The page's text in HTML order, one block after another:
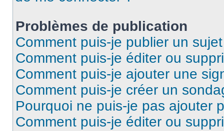
Problèmes de publication
Comment puis-je publier un
Comment puis-je éditer ou
Comment puis-je ajouter une
Comment puis-je créer un
Pourquoi ne puis-je pas ajouter
Comment puis-je éditer ou